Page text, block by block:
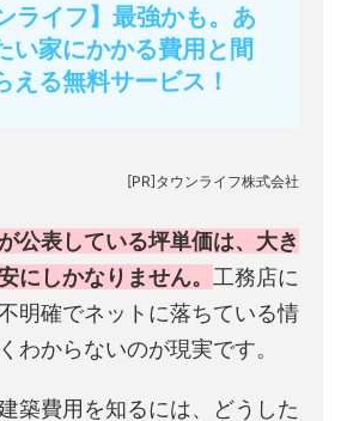
ライフ】最強かも。あ
い家にかかる費用と間
える無料サービス！
[PR]タウンライフ株式会社
公表している坪単価は、大き
にしかなりません。 工務店に
明確でネットに落ちている情
わからないのが現実です。
築費用を知るには、どうした